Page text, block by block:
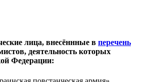
лица, внесённные в перечень
деятельность которых
Федерации: